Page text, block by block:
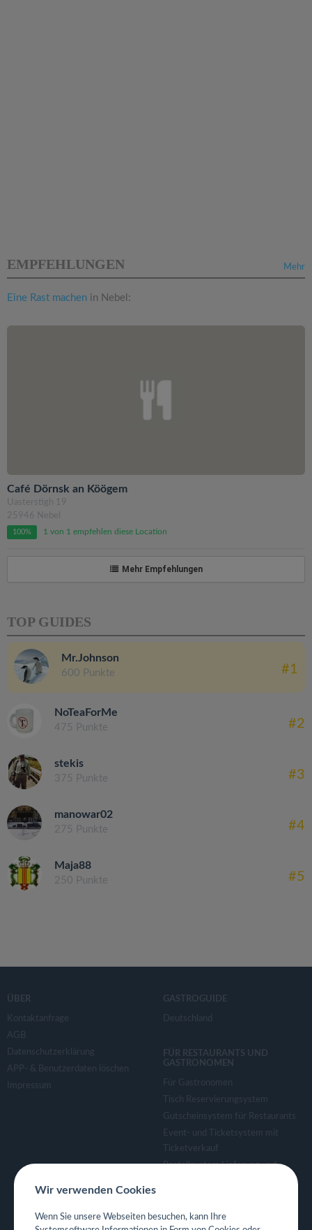
Mehr
EMPFEHLUNGEN
Eine Rast machen in Nebel:
Café Dörnsk an Köögem
Uasterstigh 19
25946 Nebel
100% 1 von 1 empfehlen diese Location
Mehr Empfehlungen
TOP GUIDES
Mr.Johnson
600 Punkte #1
NoTeaForMe
475 Punkte #2
stekis
375 Punkte #3
manowar02
275 Punkte #4
Maja88
250 Punkte #5
ÜBER
Kontaktanfrage
AGB
Datenschutzerklärung
APP- & Benutzerdaten löschen
Impressum
GASTROGUIDE
Deutschland
FÜR RESTAURANTS UND
GASTRONOMEN
Für Gastronomen
Tisch Reservierungsystem
Gutscheinsystem für Restaurants
Event- und Ticketsystem mit
Ticketverkauf
Bestellsystem Lieferung und
Eigene App für Restaurant
Wir verwenden Cookies
Wenn Sie unsere Webseiten besuchen, kann Ihre